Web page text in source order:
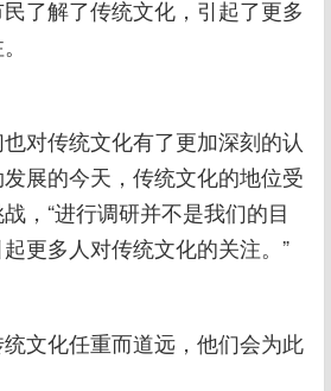
了解了传统文化，引起了更多
对传统文化有了更加深刻的认
展的今天，传统文化的地位受
，“进行调研并不是我们的目
更多人对传统文化的关注。”
文化任重而道远，他们会为此